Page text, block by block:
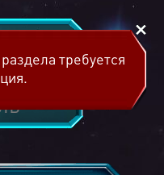
требуется